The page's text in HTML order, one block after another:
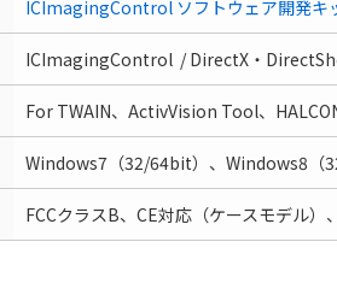
ICImagingControl ソフトウェア開発キ
ICImagingControl / DirectX・
For TWAIN、ActivVision Tool、
Windows7（32/64bit）、Windows8（
FCCクラスB、CE対応（ケースモデル）